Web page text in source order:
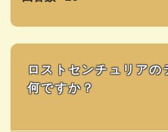
ロストセンチュリア
何ですか？